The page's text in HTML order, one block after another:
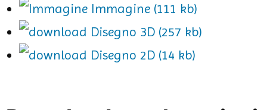
Immagine (111 kb)
Disegno 3D (257 kb)
Disegno 2D (14 kb)